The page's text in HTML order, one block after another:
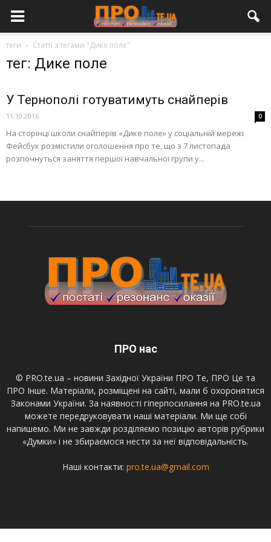
теги Статті з тегами "Дике поле"
тег: Дике поле
У Тернополі готуватимуть снайперів
11.10.2016 0
На сторінці школи снайперів «Дике поле» у соціальній мережі
Фейсбук розмістили оголошення про те, що з 7 листопада
розпочнуться заняття першої навчальної групи у...
ПРО нас
© PRO.te.ua – новини Західної України ПРО Те, ПРО Це та
ПРО Інше. Матеріали, розміщені на сайті, мали б охоронятися
Законами України. За наявності гіперпосилання на PRO.te.ua
можете передруковувати наші матеріали. Ми ще собі
напишемо. Ми не завжди розділяємо позицію авторів рубрики
«Думки» і не збираємося нести за неї відповідальність.
Наші контакти: pro.te.ua@gmail.com